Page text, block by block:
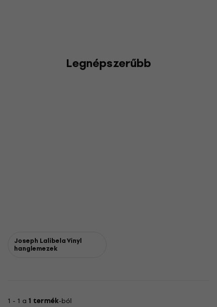
Legnépszerűbb
Joseph Lalibela Vinyl
hanglemezek
1 - 1 a 1 termék-ból